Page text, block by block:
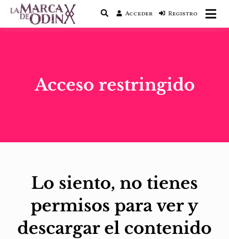
La Marca de Odín
La saga literaria transmedia que fusiona
actualidad con mitología nórdica y
Acceder Registro
Acceso restringido
Lo siento, no tienes
permisos para ver y
descargar el contenido